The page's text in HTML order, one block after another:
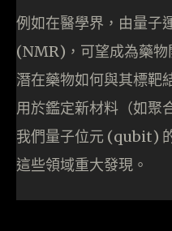
例如在醫學界，由量子
(NMR)，可望成為藥物
潛在藥物如何與其標靶
用於鑑定新材料（如聚
我們量子位元 (qubit)
這些領域重大發現。